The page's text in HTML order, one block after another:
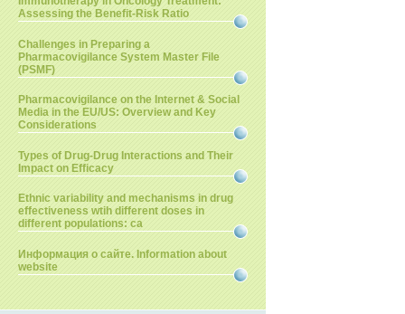
Assessing the Benefit-Risk Ratio
Challenges in Preparing a
Pharmacovigilance System Master File
(PSMF)
Pharmacovigilance on the Internet & Social
Media in the EU/US: Overview and Key
Considerations
Types of Drug-Drug Interactions and Their
Impact on Efficacy
Ethnic variability and mechanisms in drug
effectiveness wtih different doses in
different populations: ca
Информация о сайте. Information about
website